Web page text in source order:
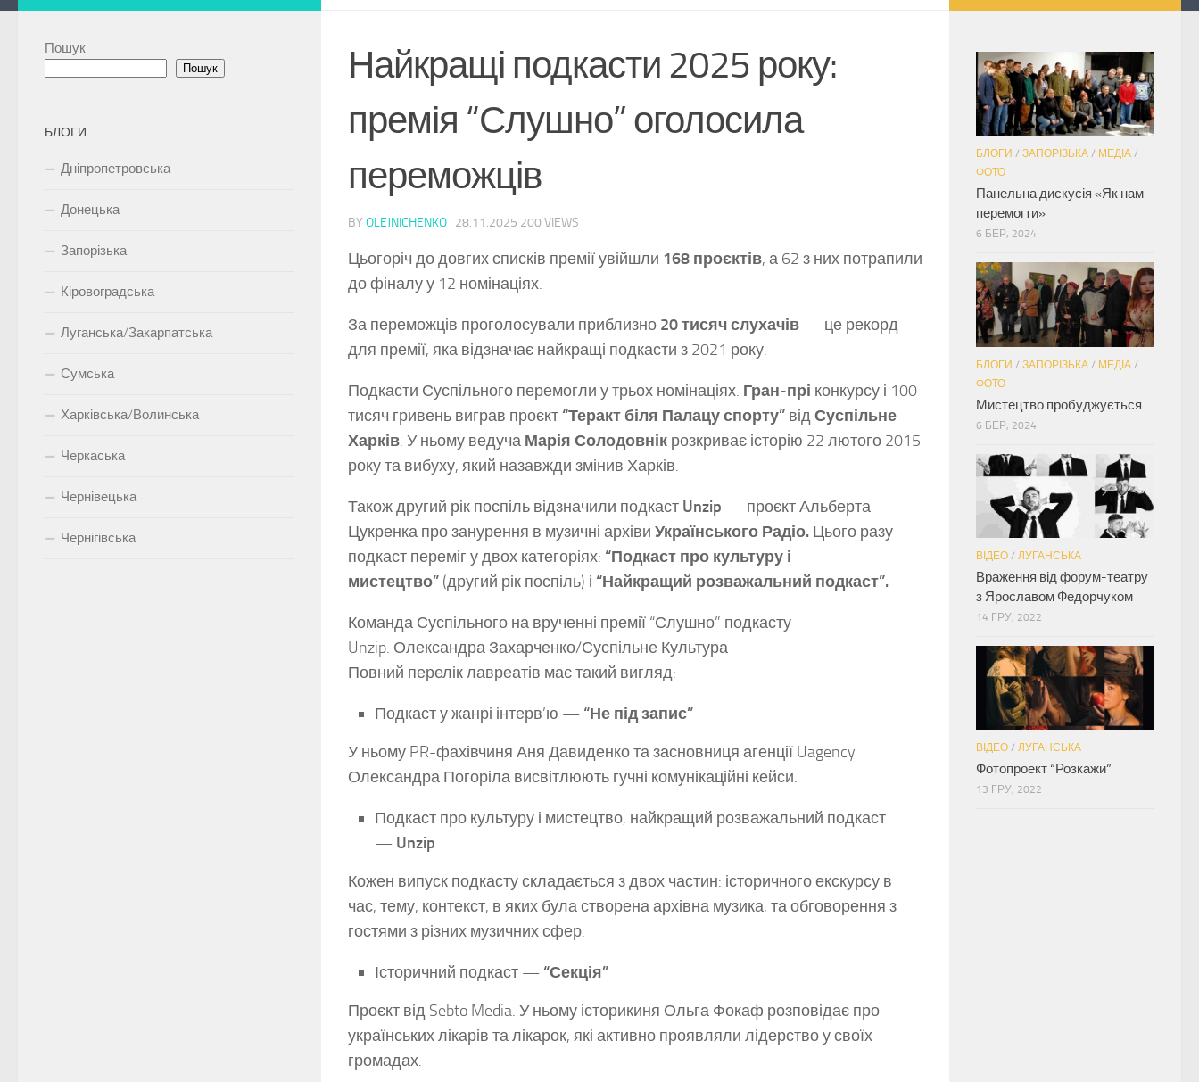
Найкращі подкасти 2025 року:
премія “Слушно” оголосила
переможців
BY OLEJNICHENKO · 28.11.2025 200 VIEWS
Цьогоріч до довгих списків премії увійшли 168 проєктів, а 62 з них потрапили
до фіналу у 12 номінаціях.
За переможців проголосували приблизно 20 тисяч слухачів — це рекорд
для премії, яка відзначає найкращі подкасти з 2021 року.
Подкасти Суспільного перемогли у трьох номінаціях. Гран-прі конкурсу і 100
тисяч гривень виграв проєкт “Теракт біля Палацу спорту” відСуспільне
Харків. У ньому ведуча Марія Солодовнік розкриває історію 22 лютого 2015
року та вибуху, який назавжди змінив Харків.
Також другий рік поспіль відзначили подкаст Unzip — проєкт Альберта
Цукренка про занурення в музичні архіви Українського Радіо. Цього разу
подкаст переміг у двох категоріях: “Подкаст про культуру і
мистецтво” (другий рік поспіль) і “Найкращий розважальний подкаст”.
Команда Суспільного на врученні премії “Слушно” подкасту
Unzip. Олександра Захарченко/Суспільне Культура
Повний перелік лавреатів має такий вигляд:
Подкаст у жанрі інтерв’ю — “Не під запис”
У ньому PR-фахівчиня Аня Давиденко та засновниця агенції Uagency
Олександра Погоріла висвітлюють гучні комунікаційні кейси.
Подкаст про культуру і мистецтво, найкращий розважальний подкаст
— Unzip
Кожен випуск подкасту складається з двох частин: історичного екскурсу в
час, тему, контекст, в яких була створена архівна музика, та обговорення з
гостями з різних музичних сфер.
Історичний подкаст — “Секція”
Проєкт від Sebto Media. У ньому історикиня Ольга Фокаф розповідає про
українських лікарів та лікарок, які активно проявляли лідерство у своїх
громадах.
Пошук
Пошук
БЛОГИ
Дніпропетровська
Донецька
Запорізька
Кіровоградська
Луганська/Закарпатська
Сумська
Харківська/Волинська
Черкаська
Чернівецька
Чернігівська
БЛОГИ / ЗАПОРІЗЬКА / МЕДІА /
ФОТО
Панельна дискусія «Як нам
перемогти»
6 БЕР, 2024
БЛОГИ / ЗАПОРІЗЬКА / МЕДІА /
ФОТО
Мистецтво пробуджується
6 БЕР, 2024
ВІДЕО / ЛУГАНСЬКА
Враження від форум-театру
з Ярославом Федорчуком
14 ГРУ, 2022
ВІДЕО / ЛУГАНСЬКА
Фотопроект “Розкажи”
13 ГРУ, 2022